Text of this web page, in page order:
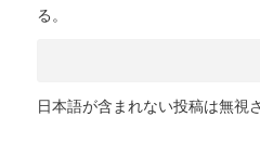
る。
日本語が含まれない投稿は無視